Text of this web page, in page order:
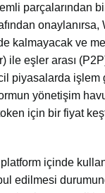
parçalarından
onaylanırsa,
kalmayacak ve
ile eşler arası
piyasalarda işlem
yönetişim
için bir fiyat
içinde
edilmesi